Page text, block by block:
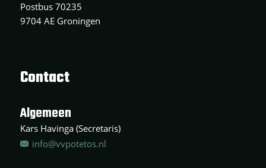
Postbus 70235
9704 AE Groningen
Contact
Algemeen
Kars Havinga (Secretaris)
info@vvpotetos.nl